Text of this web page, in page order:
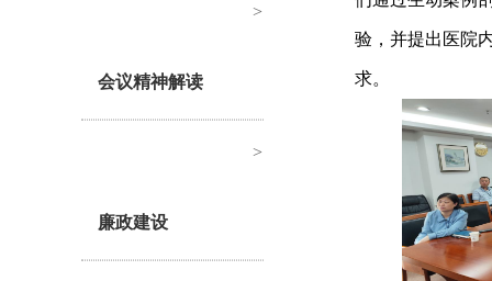
>
会议精神解读
>
廉政建设
验，并提出医院
求。